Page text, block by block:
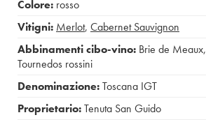
Colore: rosso
Vitigni: Merlot, Cabernet Sauvignon
Abbinamenti cibo-vino: Brie de Meaux,
Tournedos rossini
Denominazione:Toscana IGT
Proprietario:Tenuta San Guido